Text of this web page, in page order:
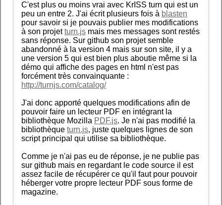
C'est plus ou moins vrai avec KrISS turn qui est un
peu un entre 2. J'ai écrit plusieurs fois à blasten
pour savoir si je pouvais publier mes modifications
à son projetturn.js mais mes messages sont restés
sans réponse. Sur github son projet semble
abandonné à la version 4 mais sur son site, il y a
une version 5 qui est bien plus aboutie même si la
démo qui affiche des pages en html n'est pas
forcément très convainquante :
http://turnjs.com/catalog/
J'ai donc apporté quelques modifications afin de
pouvoir faire un lecteur PDF en intégrant la
bibliothèque Mozilla PDF.js. Je n'ai pas modifié la
bibliothèque turn.js, juste quelques lignes de son
script principal qui utilise sa bibliothèque.
Comme je n'ai pas eu de réponse, je ne publie pas
sur github mais en regardant le code source il est
assez facile de récupérer ce qu'il faut pour pouvoir
héberger votre propre lecteur PDF sous forme de
magazine.